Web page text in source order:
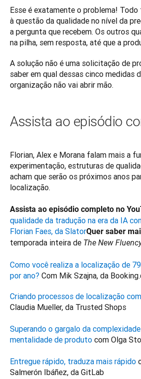
Esse é exatamente o problema!
à questão da qualidade no nível da
a pergunta que recebem. Os outros
na pilha, sem resposta, até que a
A solução não é uma solicitação de
saber em qual dessas cinco medidas
organização não vai abrir mão.
Assista ao episódio
Florian, Alex e Morana falam mais a
experimentação, estruturas de
acham que serão os próximos anos
localização.
Assista ao episódio completo no
qualidade da tradução na era da IA
Florian Faes, da SlatorQuer saber
temporada inteira de The New
Como você realiza a localização de
por ano? Com Mik Szajna, da
Criando processos de localização
Superando o gargalo da
mentalidade de produto
Entregue rápido, traduza mais rápido
Salmerón Ibáñez, da GitLab